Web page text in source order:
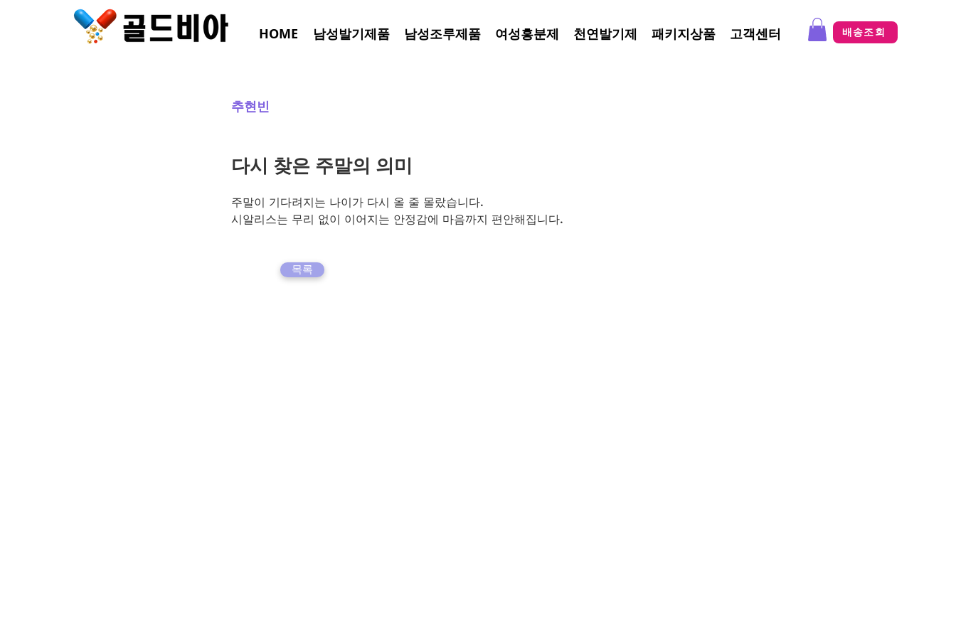
HOME 남성발기제품 남성조루제품 여성흥분제 천연발기제 패키지상품 고객센터 배송조회
추현빈
다시 찾은 주말의 의미
주말이 기다려지는 나이가 다시 올 줄 몰랐습니다.
시알리스는 무리 없이 이어지는 안정감에 마음까지 편안해집니다.
목록